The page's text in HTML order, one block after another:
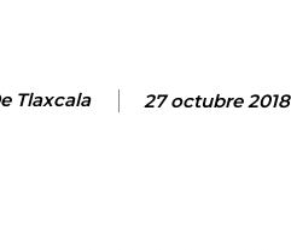
Tlaxcala 27 octubre 2018